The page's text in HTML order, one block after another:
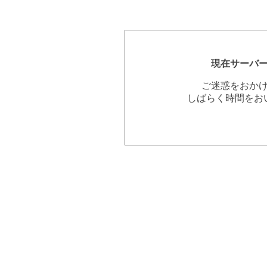
現在サーバ
ご迷惑をおか
しばらく時間を